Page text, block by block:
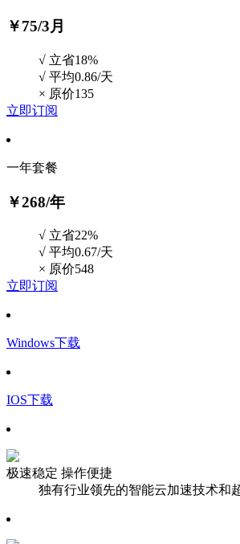
￥75/3月
√ 立省18%
√ 平均0.86/天
× 原价135
立即订阅
一年套餐
￥268/年
√ 立省22%
√ 平均0.67/天
× 原价548
立即订阅
Windows下载
IOS下载
极速稳定 操作便捷
独有行业领先的智能云加速技术和